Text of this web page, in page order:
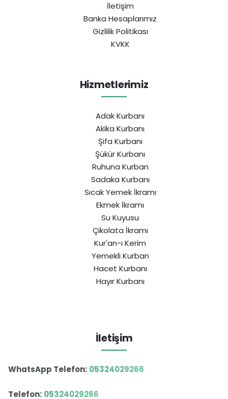
İletişim
Banka Hesaplarımız
Gizlilik Politikası
KVKK
Hizmetlerimiz
Adak Kurbanı
Akika Kurbanı
Şifa Kurbanı
Şükür Kurbanı
Ruhuna Kurban
Sadaka Kurbanı
Sıcak Yemek İkramı
Ekmek İkramı
Su Kuyusu
Çikolata İkramı
Kur'an-ı Kerim
Yemekli Kurban
Hacet Kurbanı
Hayır Kurbanı
İletişim
WhatsApp Telefon: 05324029266
Telefon: 05324029266